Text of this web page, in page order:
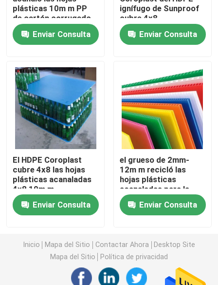
Cajas acanaladas de la fruta
Tablero de Coroplast
Los PP acanalaron la hoja
Hoja de Corflute
Cubierta plástica acanalada
Cajas acanaladas del envase de plástico
Los PP acanalaron la caja
plásticas 10m m PP
de cartón corrugado
Enviar Consulta
ignífugo de Sunproof
cubre 4x8
Enviar Consulta
El HDPE Coroplast
cubre 4x8 las hojas
plásticas acanaladas
4x8 10m m
Enviar Consulta
el grueso de 2mm-
12m m recicló las
hojas plásticas
acanaladas para la
publicidad
Enviar Consulta
Inicio Mapa del Sitio Contactar Ahora
Desktop Site
Mapa del Sitio
Política de privacidad